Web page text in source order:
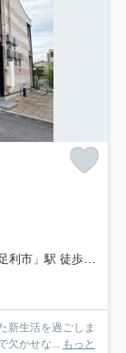
市」駅 徒歩15分
新生活を過ごしま
欠かせな... もっと